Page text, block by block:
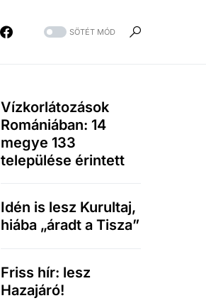
SÖTÉT MÓD
Vízkorlátozások
Romániában: 14
megye 133
települése érintett
Idén is lesz Kurultaj,
hiába „áradt a Tisza”
Friss hír: lesz
Hazajáró!